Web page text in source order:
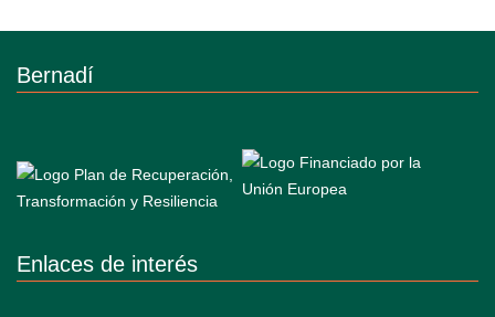
Bernadí
Enlaces de interés